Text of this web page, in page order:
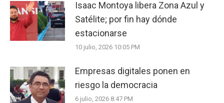
Isaac Montoya libera Zona Azul y
Satélite; por fin hay dónde
estacionarse
10 julio, 2026 10:05 PM
Empresas digitales ponen en
riesgo la democracia
6 julio, 2026 8:47 PM